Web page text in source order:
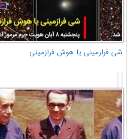
شی فرازمینی یا هوش فرازمینی